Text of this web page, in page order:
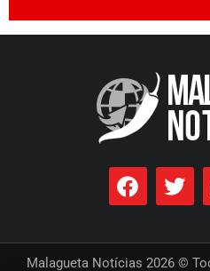
Malagueta Notícias 2026 ©